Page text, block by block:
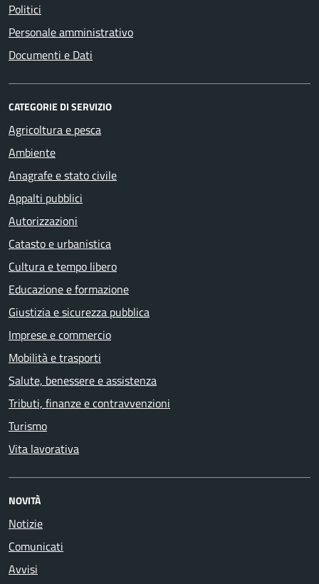
Politici
Personale amministrativo
Documenti e Dati
CATEGORIE DI SERVIZIO
Agricoltura e pesca
Ambiente
Anagrafe e stato civile
Appalti pubblici
Autorizzazioni
Catasto e urbanistica
Cultura e tempo libero
Educazione e formazione
Giustizia e sicurezza pubblica
Imprese e commercio
Mobilità e trasporti
Salute, benessere e assistenza
Tributi, finanze e contravvenzioni
Turismo
Vita lavorativa
NOVITÀ
Notizie
Comunicati
Avvisi